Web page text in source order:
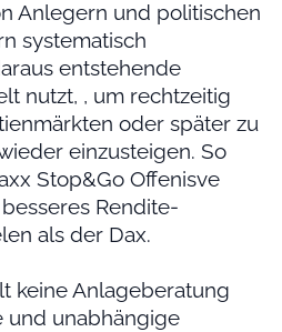
Anlegern und politischen
systematisch
entstehende
nutzt, , um rechtzeitig
oder später zu
einzusteigen. So
Stop&Go Offenisve
Rendite-
als der Dax.
keine Anlageberatung
und unabhängige